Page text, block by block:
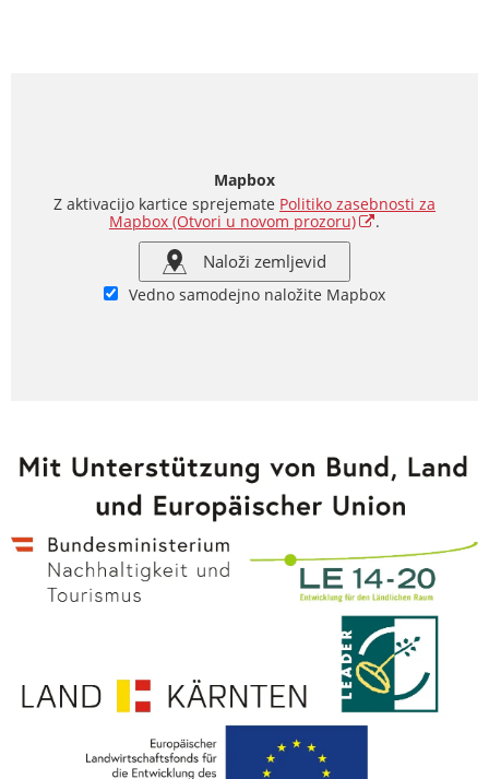
Mapbox
Z aktivacijo kartice sprejemate Politiko zasebnosti za
Mapbox(Otvori u novom prozoru) .
Naloži zemljevid
Vedno samodejno naložite Mapbox